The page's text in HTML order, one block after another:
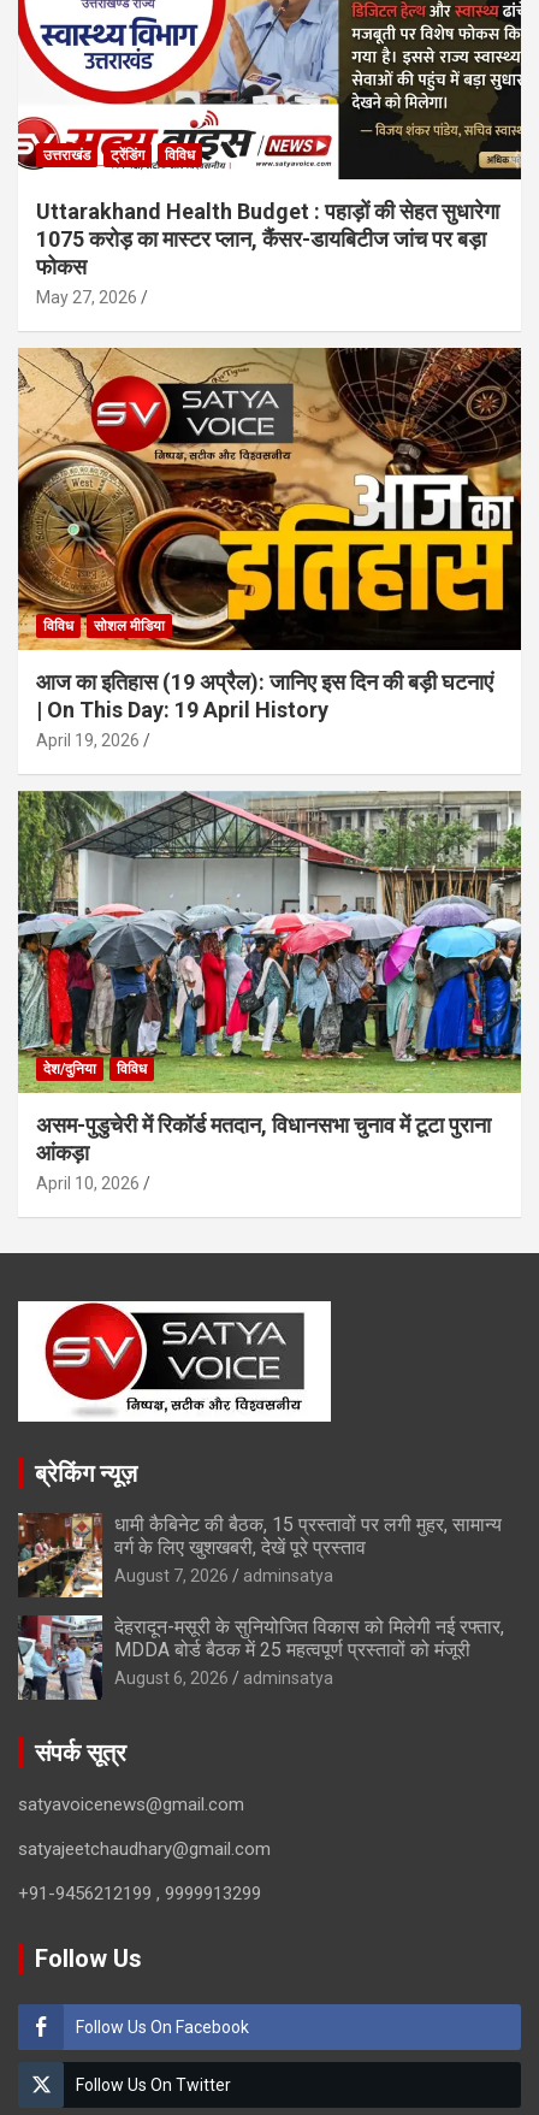
उत्तराखंड ट्रेंडिंग विविध
Uttarakhand Health Budget : पहाड़ों की सेहत सुधारेगा
1075 करोड़ का मास्टर प्लान, कैंसर-डायबिटीज जांच पर बड़ा
फोकस
May 27, 2026
विविध सोशल मीडिया
आज का इतिहास (19 अप्रैल): जानिए इस दिन की बड़ी घटनाएं
| On This Day: 19 April History
April 19, 2026
देश/दुनिया विविध
असम-पुडुचेरी में रिकॉर्ड मतदान, विधानसभा चुनाव में टूटा पुराना
आंकड़ा
April 10, 2026
ब्रेकिंग न्यूज़
धामी कैबिनेट की बैठक, 15 प्रस्तावों पर लगी मुहर, सामान्य
वर्ग के लिए खुशखबरी, देखें पूरे प्रस्ताव
August 7, 2026 adminsatya
देहरादून-मसूरी के सुनियोजित विकास को मिलेगी नई रफ्तार,
MDDA बोर्ड बैठक में 25 महत्वपूर्ण प्रस्तावों को मंजूरी
August 6, 2026 adminsatya
संपर्क सूत्र
satyavoicenews@gmail.com
satyajeetchaudhary@gmail.com
+91-9456212199 , 9999913299
Follow Us
Follow Us On Facebook
Follow Us On Twitter